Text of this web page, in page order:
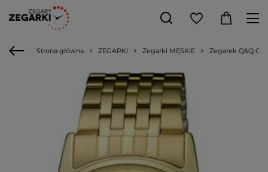
Strona główna ZEGARKI Zegarki MĘSKIE Zegarek Q&Q